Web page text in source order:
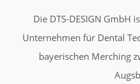
Die DTS-DESIGN GmbH
Unternehmen für Dental
bayerischen Merching